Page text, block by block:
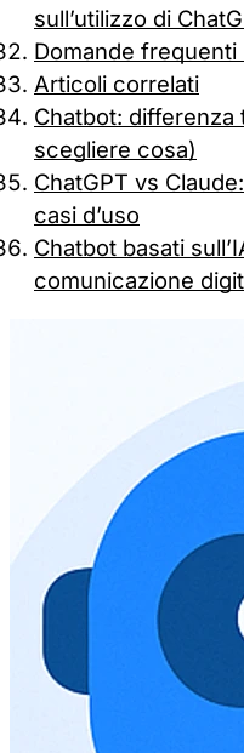
sull’utilizzo di
Domande frequenti
Articoli correlati
Chatbot: differenza
scegliere cosa)
ChatGPT vs
casi d’uso
Chatbot basati
comunicazione